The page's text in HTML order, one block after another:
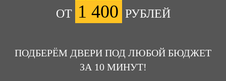
ОТ 1 400 РУБЛЕЙ
ПОДБЕРЁМ ДВЕРИ ПОД ЛЮБОЙ БЮДЖЕТ
ЗА 10 МИНУТ!